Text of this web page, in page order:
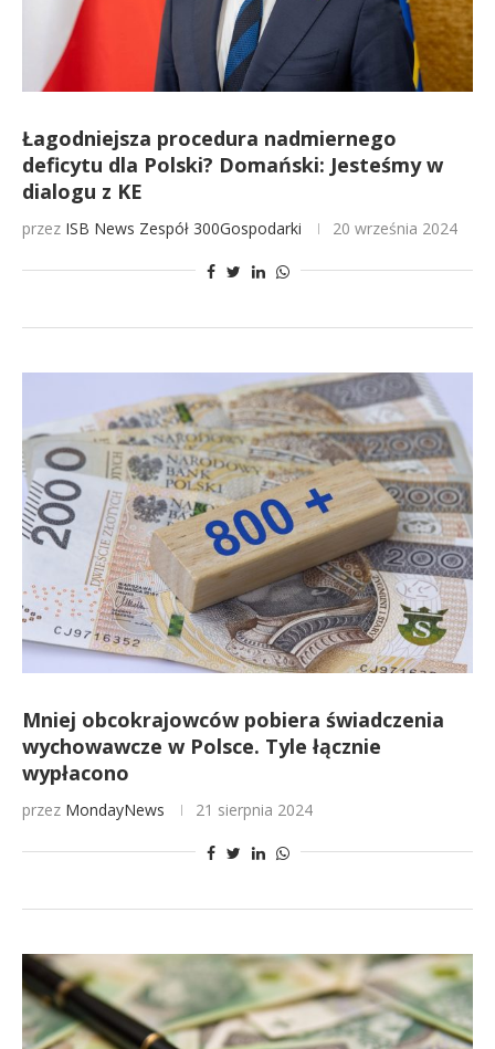
Łagodniejsza procedura nadmiernego
deficytu dla Polski? Domański: Jesteśmy w
dialogu z KE
przez ISB News Zespół 300Gospodarki 20 września 2024
Mniej obcokrajowców pobiera świadczenia
wychowawcze w Polsce. Tyle łącznie
wypłacono
przez MondayNews 21 sierpnia 2024